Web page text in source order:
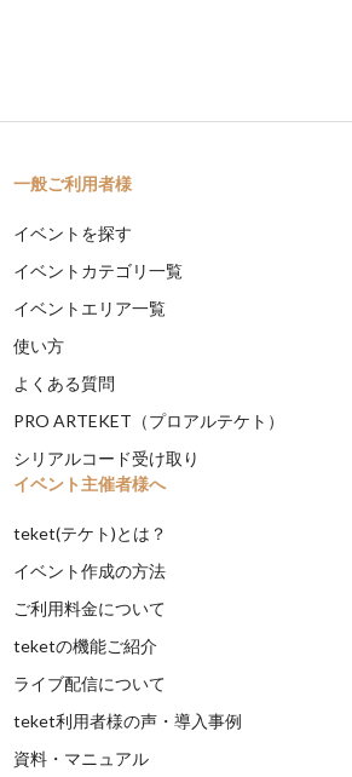
一般ご利用者様
イベントを探す
イベントカテゴリ一覧
イベントエリア一覧
使い方
よくある質問
PRO ARTEKET（プロアルテケト）
シリアルコード受け取り
イベント主催者様へ
teket(テケト)とは？
イベント作成の方法
ご利用料金について
teketの機能ご紹介
ライブ配信について
teket利用者様の声・導入事例
資料・マニュアル